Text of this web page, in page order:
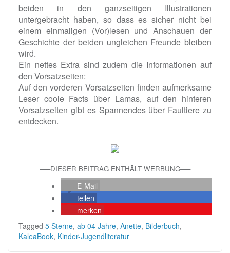
beiden in den ganzseitigen Illustrationen
untergebracht haben, so dass es sicher nicht bei
einem einmaligen (Vor)lesen und Anschauen der
Geschichte der beiden ungleichen Freunde bleiben
wird.
Ein nettes Extra sind zudem die Informationen auf
den Vorsatzseiten:
Auf den vorderen Vorsatzseiten finden aufmerksame
Leser coole Facts über Lamas, auf den hinteren
Vorsatzseiten gibt es Spannendes über Faultiere zu
entdecken.
—–DIESER BEITRAG ENTHÄLT WERBUNG—–
E-Mail
teilen
merken
Tagged 5 Sterne, ab 04 Jahre, Anette, Bilderbuch,
KaleaBook, Kinder-Jugendliteratur